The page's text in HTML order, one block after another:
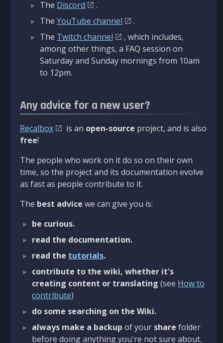
The Discord
.
The YouTube channel
.
The Twitch channel
, which includes,
among other things, a FAQ session on
Saturday and Sunday mornings from 10am
to 12pm.
Any advice for a new user?
Recalbox is an open-source project, and is also
free!
The people who work on it do so on their own
time, so the project and its documentation evolve
as fast as people contribute to it.
The best advice we can give you is:
be curious.
read the documentation.
read the tutorials.
contribute to the wiki, whether it's
creating content or translating (see How to
contribute)
do some searching on the Wiki.
always make a backup of your share folder
before doing anything you're not sure about.